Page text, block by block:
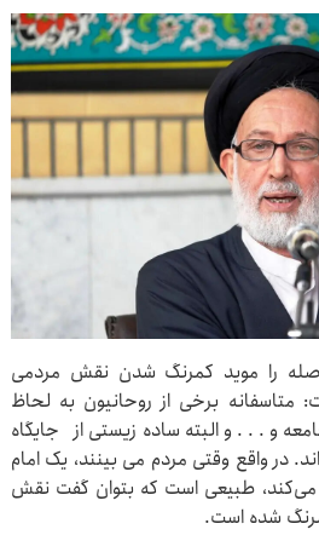
را موید کمرنگ شدن نقش مردمی
برخی از روحانیون به لحاظ
و . . . و البته ساده زیستی از جایگاه
در واقع وقتی مردم می بینند، یک امام
می‌کند، طبیعی است که بتوان گفت نقش
شده است.